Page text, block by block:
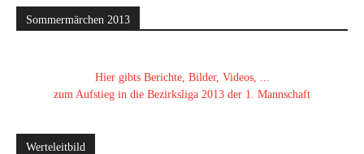
Sommermärchen 2013
Hier gibts Berichte, Bilder, Videos, ...
zum Aufstieg in die Bezirksliga 2013 der 1. Mannschaft
Werteleitbild